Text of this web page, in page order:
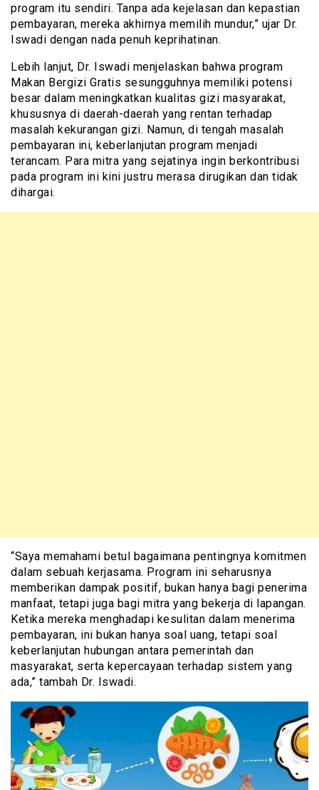
program itu sendiri. Tanpa ada kejelasan dan kepastian
pembayaran, mereka akhirnya memilih mundur,” ujar Dr.
Iswadi dengan nada penuh keprihatinan.
Lebih lanjut, Dr. Iswadi menjelaskan bahwa program
Makan Bergizi Gratis sesungguhnya memiliki potensi
besar dalam meningkatkan kualitas gizi masyarakat,
khususnya di daerah-daerah yang rentan terhadap
masalah kekurangan gizi. Namun, di tengah masalah
pembayaran ini, keberlanjutan program menjadi
terancam. Para mitra yang sejatinya ingin berkontribusi
pada program ini kini justru merasa dirugikan dan tidak
dihargai.
“Saya memahami betul bagaimana pentingnya komitmen
dalam sebuah kerjasama. Program ini seharusnya
memberikan dampak positif, bukan hanya bagi penerima
manfaat, tetapi juga bagi mitra yang bekerja di lapangan.
Ketika mereka menghadapi kesulitan dalam menerima
pembayaran, ini bukan hanya soal uang, tetapi soal
keberlanjutan hubungan antara pemerintah dan
masyarakat, serta kepercayaan terhadap sistem yang
ada,” tambah Dr. Iswadi.